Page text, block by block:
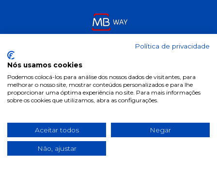
2025 ©pill.pt. Todos os direitos reservados.
Política de privacidade
Nós usamos cookies
Podemos colocá-los para análise dos nossos dados de visitantes, para
melhorar o nosso site, mostrar conteúdos personalizados e para lhe
proporcionar uma óptima experiência no site. Para mais informações
sobre os cookies que utilizamos, abra as configurações.
Aceitar todos Negar
Não, ajustar